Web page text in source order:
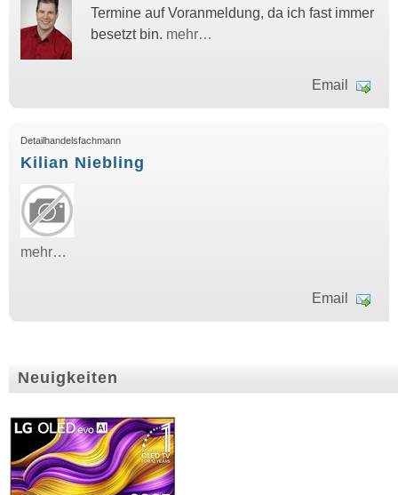
Termine auf Voranmeldung, da ich fast immer
besetzt bin. mehr…
Email
Detailhandelsfachmann
Kilian Niebling
mehr…
Email
Neuigkeiten